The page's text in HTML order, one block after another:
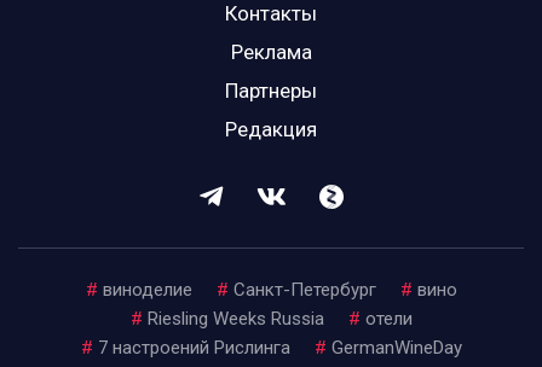
Контакты
Реклама
Партнеры
Редакция
# виноделие # Санкт-Петербург # вино
# Riesling Weeks Russia # отели
# 7 настроений Рислинга # GermanWineDay